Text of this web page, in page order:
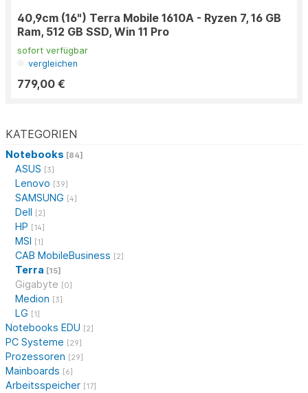
KATEGORIEN
Notebooks [84]
ASUS [3]
Lenovo [39]
SAMSUNG [4]
Dell [2]
HP [14]
MSI [1]
CAB MobileBusiness [2]
Terra [15]
Gigabyte [0]
Medion [3]
LG [1]
Notebooks EDU [2]
PC Systeme [29]
Prozessoren [29]
Mainboards [6]
Arbeitsspeicher [17]
40,9cm (16") Terra Mobile 1610A - Ryzen 7, 16 GB
Ram, 512 GB SSD, Win 11 Pro
sofort verfügbar
vergleichen
779,00 €